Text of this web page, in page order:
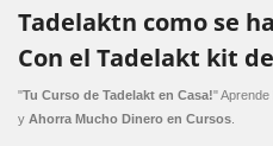
Tadelaktn como se
Con el Tadelakt kit
"Tu Curso de Tadelakt en Casa!"
y Ahorra Mucho Dinero en Cursos